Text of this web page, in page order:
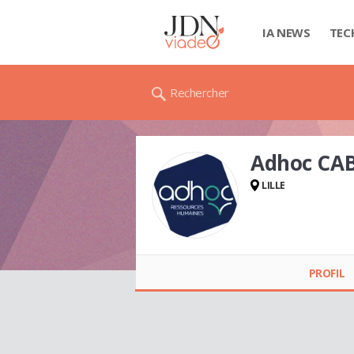
IA NEWS
Rechercher
Adhoc
LILLE
PROFIL